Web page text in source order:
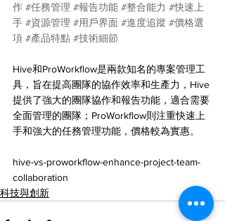
作 #任務管理 #報告功能 #整合能力 #快速上
手 #資源管理 #用戶界面 #進度追蹤 #價格選
項 #產品特點 #技術細節
Hive和ProWorkflow是兩款知名的專案管理工
具，旨在提高團隊的協作效率和生產力，Hive
提供了強大的團隊協作和報告功能，適合需要
全面管理的團隊；ProWorkflow則注重快速上
手和強大的任務管理功能，價格較為實惠。
hive-vs-proworkflow-enhance-project-team-
collaboration
科技與創新